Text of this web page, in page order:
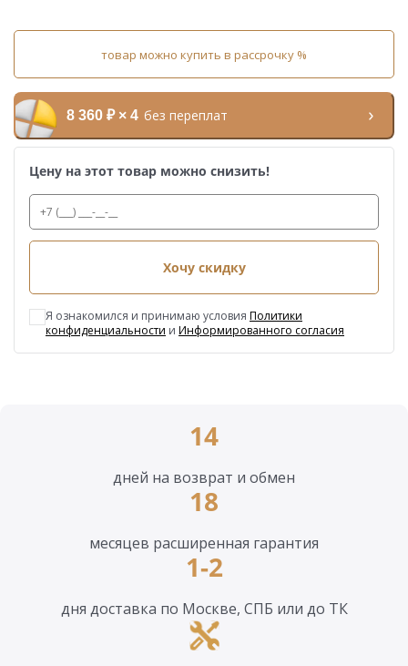
товар можно купить в рассрочку %
8 360 ₽ × 4 без переплат
Цену на этот товар можно снизить!
Хочу скидку
Я ознакомился и принимаю условия Политики
конфиденциальности и Информированного согласия
14
дней на возврат и обмен
18
месяцев расширенная гарантия
1-2
дня доставка по Москве, СПБ или до ТК